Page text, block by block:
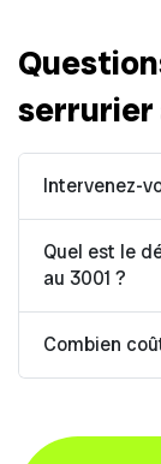
serrurier
Intervenez-
Quel est le
au 3001 ?
Combien